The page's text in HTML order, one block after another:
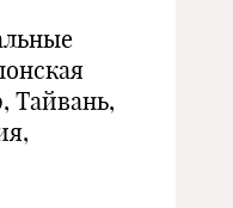
Тайвань,